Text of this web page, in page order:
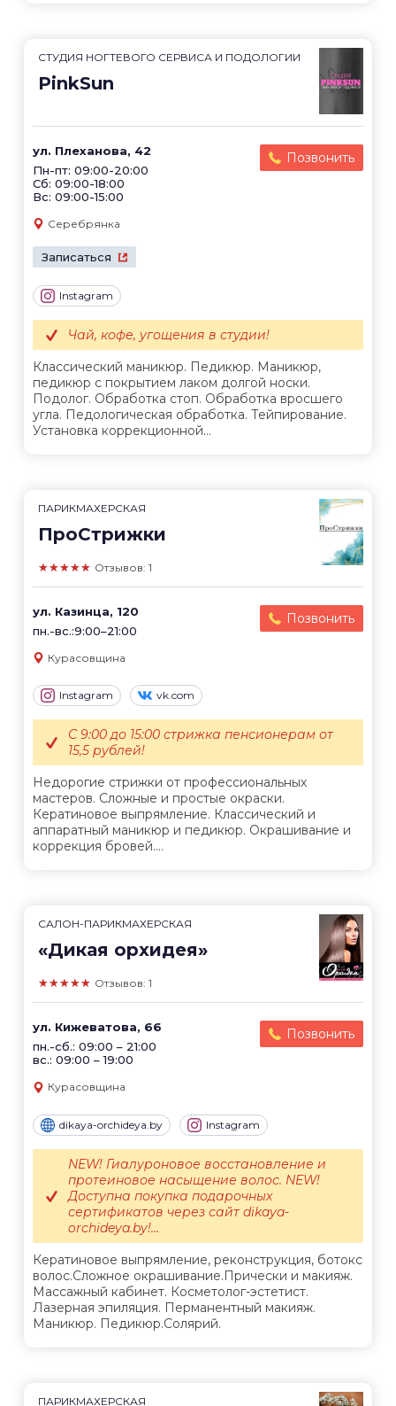
СТУДИЯ НОГТЕВОГО СЕРВИСА И ПОДОЛОГИИ
PinkSun
ул. Плеханова, 42
Пн-пт: 09:00-20:00
Сб: 09:00-18:00
Вс: 09:00-15:00
Позвонить
Серебрянка
Записаться
Instagram
Классический маникюр. Педикюр. Маникюр,
педикюр с покрытием лаком долгой носки.
Подолог. Обработка стоп. Обработка вросшего
угла. Педологическая обработка. Тейпирование.
Установка коррекционной...
Чай, кофе, угощения в студии!
ПАРИКМАХЕРСКАЯ
ПроСтрижки
★★★★★ Отзывов: 1
ул. Казинца, 120
пн.-вс.:9:00–21:00
Позвонить
Курасовщина
Instagram vk.com
Недорогие стрижки от профессиональных
мастеров. Сложные и простые окраски.
Кератиновое выпрямление. Классический и
аппаратный маникюр и педикюр. Окрашивание и
коррекция бровей....
С 9:00 до 15:00 стрижка пенсионерам от
15,5 рублей!
САЛОН-ПАРИКМАХЕРСКАЯ
«Дикая орхидея»
★★★★★ Отзывов: 1
ул. Кижеватова, 66
пн.-сб.: 09:00 – 21:00
вс.: 09:00 – 19:00
Позвонить
Курасовщина
dikaya-orchideya.by Instagram
Кератиновое выпрямление, реконструкция, ботокс
волос.Сложное окрашивание.Прически и макияж.
Массажный кабинет. Косметолог-эстетист.
Лазерная эпиляция. Перманентный макияж.
Маникюр. Педикюр.Солярий.
NEW! Гиалуроновое восстановление и
протеиновое насыщение волос. NEW!
Доступна покупка подарочных
сертификатов через сайт dikaya-
orchideya.by!...
ПАРИКМАХЕРСКАЯ